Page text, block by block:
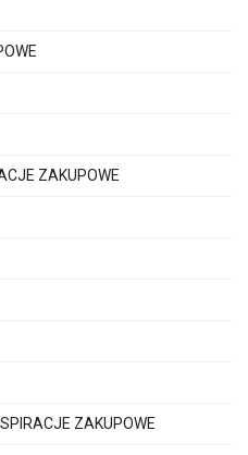
ZAKUPOWE
ZAKUPOWE